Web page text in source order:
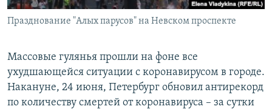
Празднование "Алых парусов" на Невском проспекте
Массовые гулянья прошли на фоне все
ухудшающейся ситуации с коронавирусом в городе.
Накануне, 24 июня, Петербург обновил антирекорд
по количеству смертей от коронавируса – за сутки